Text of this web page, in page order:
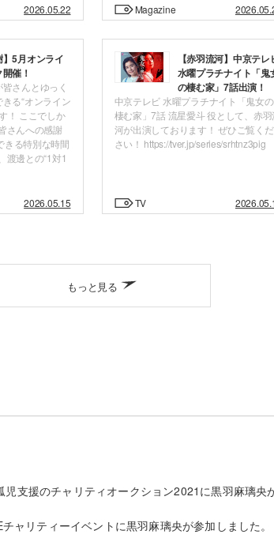
2026.05.22 Magazine
】5月オンライ
催！
さんとゆっく
きる“オンライン
！ ここでしか
さんへの感謝
きる特別な時間
渡邊との“1対1
2026.05.15
【赤羽流河】中京テレ
水曜プラチナイト「鬼
の棲む家」7話出演！
中京テレビ 水曜プラチナイト「鬼女の
棲む家」7話 流星愛斗 役として、赤羽
河が出演しております！ ぜひご覧くだ
さい！ https://tver.jp/series/srhtnz3pig
TV
もっと見る
児支援のチャリティオークション2021に黒羽麻璃央
ャリティーイベントに黒羽麻璃央が参加しました。